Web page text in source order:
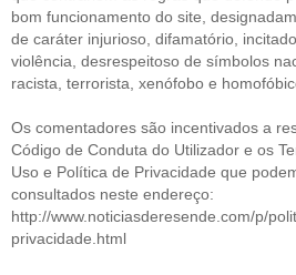
bom funcionamento do site,
de caráter injurioso, difamatório,
violência, desrespeitoso de símbolos
racista, terrorista, xenófobo e
Os comentadores são incentivados a
Código de Conduta do Utilizador e os
Uso e Política de Privacidade que
consultados neste endereço:
http://www.noticiasderesende.com/p/
privacidade.html